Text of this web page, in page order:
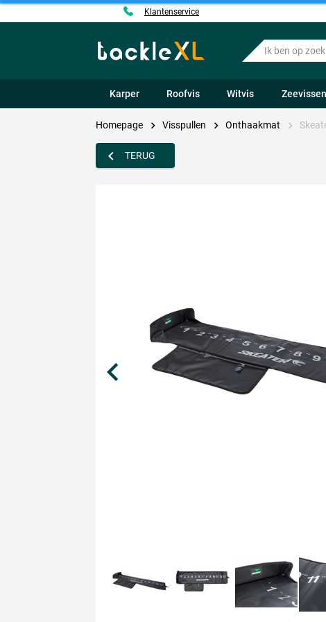
Klantenservice
Ik
ben
naar
.....
Karper Roofvis Witvis Zeevissen
Homepage Visspullen Onthaakmat
TERUG